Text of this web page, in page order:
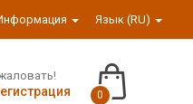
Язык (RU)
0